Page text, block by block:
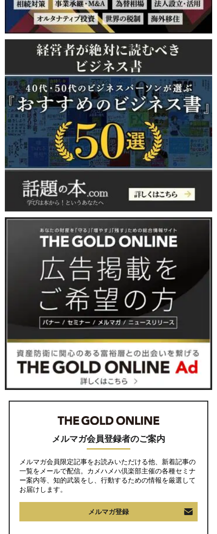
メルマガ会員登録者のご案内
メルマガ会員限定記事をお読みいただける他、新着記事の
一覧をメールで配信。カメハメハ倶楽部主催の各種セミナ
ー案内等、知的武装をし、行動するための情報を厳選して
お届けします。
メルマガ登録